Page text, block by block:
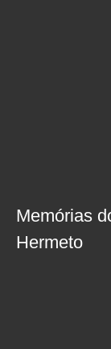
Memórias
Hermeto